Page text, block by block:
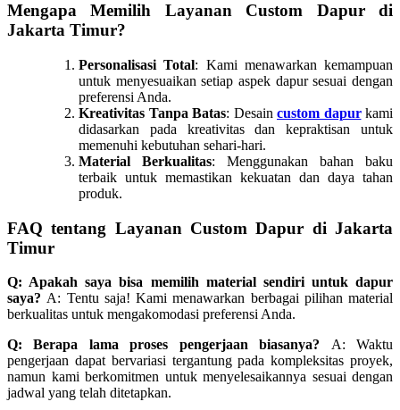
Mengapa Memilih Layanan Custom Dapurdi
Jakarta Timur?
Personalisasi Total: Kami menawarkan kemampuan
untuk menyesuaikan setiap aspek dapur sesuai dengan
preferensi Anda.
Kreativitas Tanpa Batas: Desain custom dapurkami
didasarkan pada kreativitas dan kepraktisan untuk
memenuhi kebutuhan sehari-hari.
Material Berkualitas: Menggunakan bahan baku
terbaik untuk memastikan kekuatan dan daya tahan
produk.
FAQ tentang Layanan Custom Dapur di Jakarta
Timur
Q: Apakah saya bisa memilih material sendiri untuk dapur
saya? A: Tentu saja! Kami menawarkan berbagai pilihan material
berkualitas untuk mengakomodasi preferensi Anda.
Q: Berapa lama proses pengerjaan biasanya? A: Waktu
pengerjaan dapat bervariasi tergantung pada kompleksitas proyek,
namun kami berkomitmen untuk menyelesaikannya sesuai dengan
jadwal yang telah ditetapkan.